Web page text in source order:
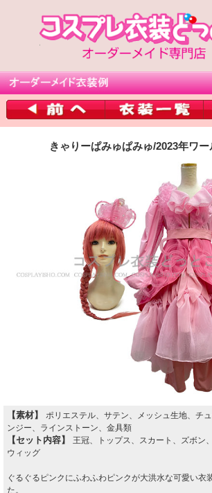
きゃりーぱみゅぱみゅ/2023年ワ
【素材】 ポリエステル、サテン、メッシュ生地、チ
ンジー、ラインストーン、金具類
【セット内容】
王冠、トップス、スカート、ズボン
ウィッグ
ぐるぐるピンクにふわふわピンクが大洪水な可愛い衣
た。